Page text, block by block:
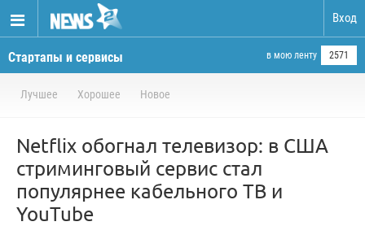
Вход
Стартапы и сервисы в мою ленту 2571
Лучшее Хорошее Новое
Netflix обогнал телевизор: в США
стриминговый сервис стал
популярнее кабельного ТВ и
YouTube